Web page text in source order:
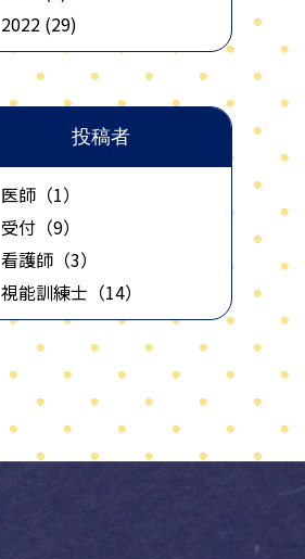
2022(29)
投稿者
医師（1）
受付（9）
看護師（3）
視能訓練士 （14）